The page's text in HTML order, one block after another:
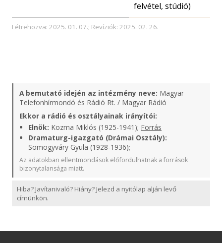
felvétel, stúdió)
Létrehozva: 2025. 01. 07.; Revíziók: 2025. 02. 26.
A bemutató idején az intézmény neve: Magyar
Telefonhírmondó és Rádió Rt. / Magyar Rádió
Ekkor a rádió és osztályainak irányítói:
Elnök: Kozma Miklós (1925-1941); Forrás
Dramaturg-igazgató (Drámai Osztály):
Somogyváry Gyula (1928-1936);
Az adatokban ellentmondások előfordulhatnak a források
bizonytalansága miatt.
Hiba? Javítanivaló? Hiány? Jelezd a nyitólap alján levő
címünkön.